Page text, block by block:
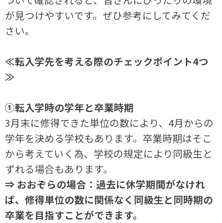
が見つけやすいです。ぜひ参考にしてみてくだ
さい。
≪転入学先を考える際のチェックポイント4つ
≫
①転入学時の学年と卒業時期
3月末に修得できた単位の数により、4月からの
学年を決める学校もあります。卒業時期はそこ
から考えていく為、学校の規定により同級生と
ずれる場合もあります。
⇒ おおぞらの場合：過去に休学期間がなけれ
ば、修得単位の数に関係なく同級生と同時期の
卒業を目指すことができます。